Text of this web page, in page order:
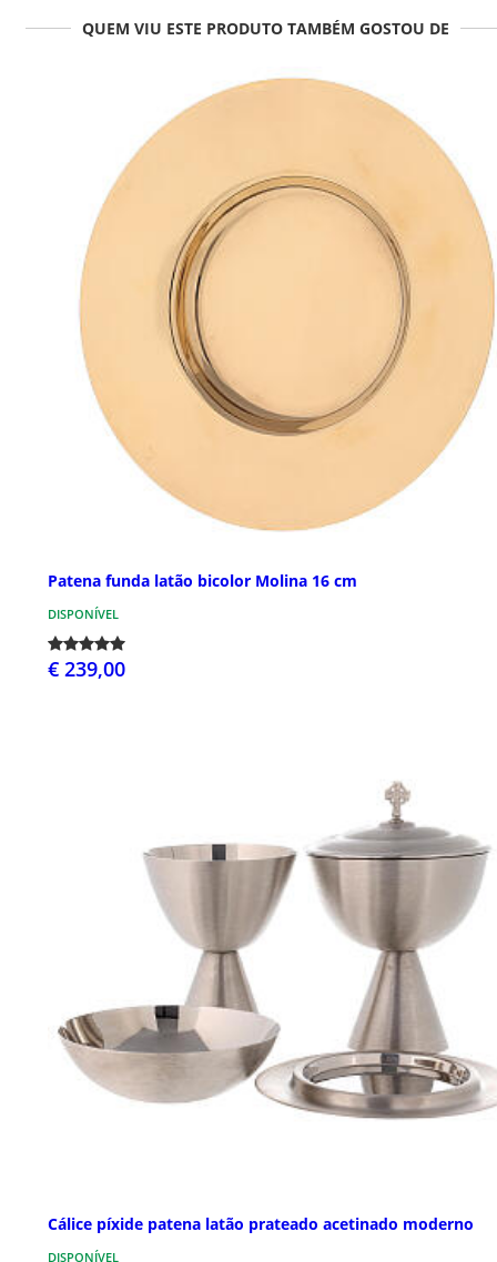
QUEM VIU ESTE PRODUTO TAMBÉM GOSTOU DE
Patena funda latão bicolor Molina 16 cm
DISPONÍVEL
€ 239,00
Cálice píxide patena latão prateado acetinado moderno
DISPONÍVEL